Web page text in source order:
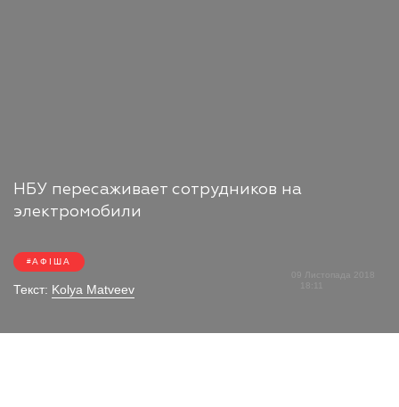
НБУ пересаживает сотрудников на
электромобили
АФІША
Текст: Kolya Matveev
09 Листопада 2018